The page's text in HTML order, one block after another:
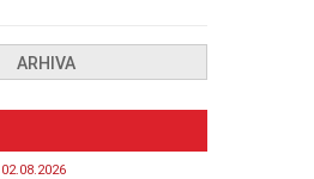
ARHIVA
02.08.2026